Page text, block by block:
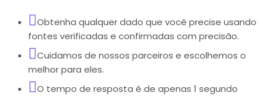
Obtenha qualquer dado que você precise usando
fontes verificadas e confirmadas com precisão.
Cuidamos de nossos parceiros e escolhemos o
melhor para eles.
O tempo de resposta é de apenas 1 segundo